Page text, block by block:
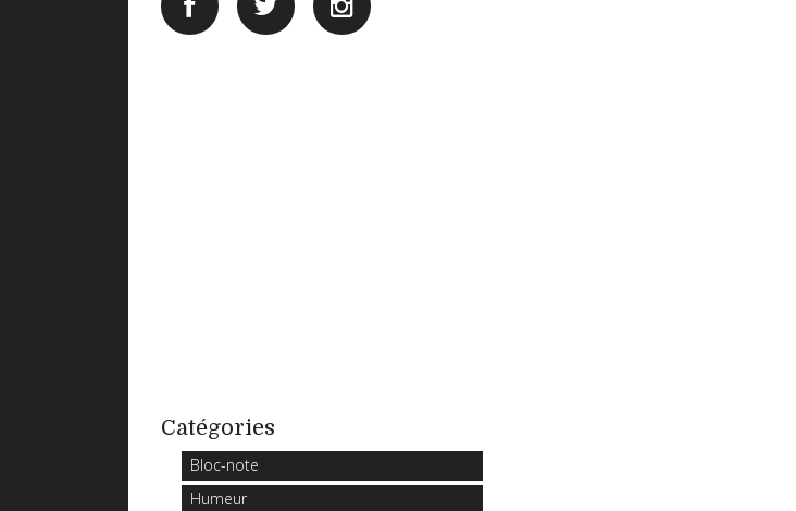
Catégories
Bloc-note
Humeur